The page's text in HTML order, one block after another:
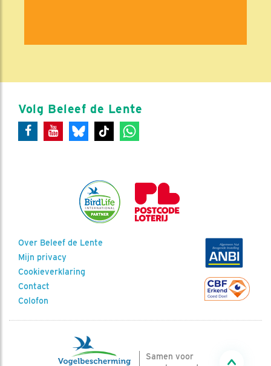
Volg Beleef de Lente
Over Beleef de Lente
Mijn privacy
Cookieverklaring
Contact
Colofon
Samen voor